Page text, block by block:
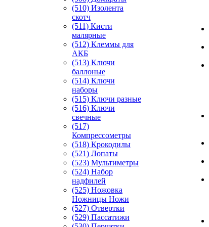
(510) Изолента
скотч
(511) Кисти
малярные
(512) Клеммы для
АКБ
(513) Ключи
баллоные
(514) Ключи
наборы
(515) Ключи разные
(516) Ключи
свечные
(517)
Компрессометры
(518) Крокодилы
(521) Лопаты
(523) Мультиметры
(524) Набор
надфилей
(525) Ножовка
Ножницы Ножи
(527) Отвертки
(529) Пассатижи